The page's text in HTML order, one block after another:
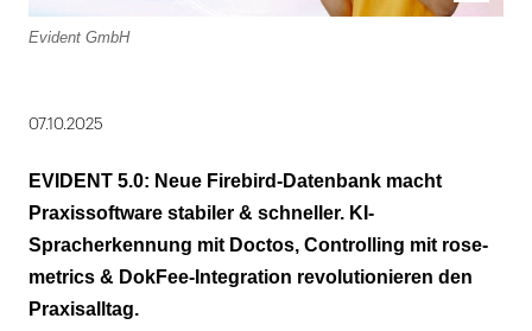
Lightbox
Evident GmbH
07.10.2025
EVIDENT 5.0: Neue Firebird-Datenbank macht
Praxissoftware stabiler & schneller. KI-
Spracherkennung mit Doctos, Controlling mit rose-
metrics & DokFee-Integration revolutionieren den
Praxisalltag.